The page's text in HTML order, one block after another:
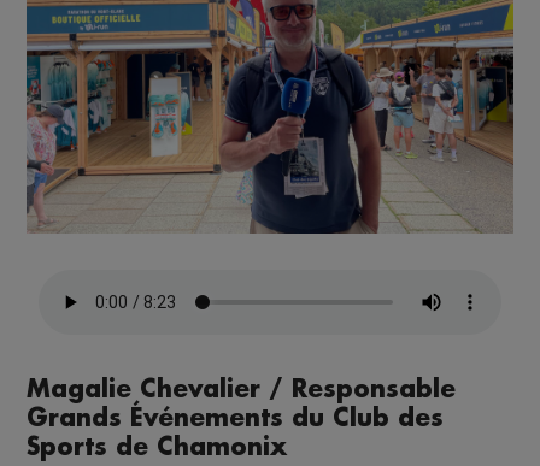
Magalie Chevalier / Responsable
Grands Événements du Club des
Sports de Chamonix